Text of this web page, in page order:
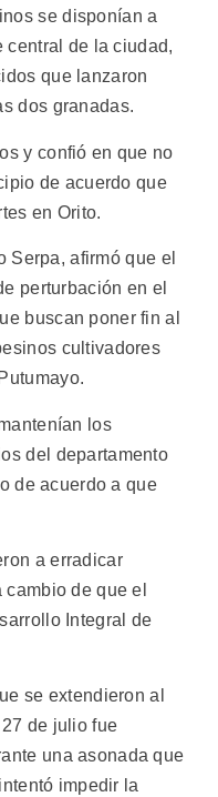
se disponían a
de la ciudad,
que lanzaron
dos granadas.
y confió en que no
de acuerdo que
en Orito.
Serpa, afirmó que el
perturbación en el
buscan poner fin al
cultivadores
los
del departamento
de acuerdo a que
a erradicar
de que el
Integral de
se extendieron al
de julio fue
una asonada que
impedir la